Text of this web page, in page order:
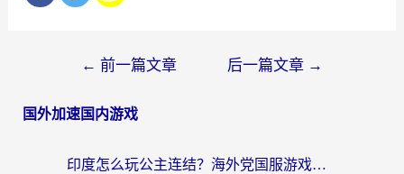
导
← 前一篇文章 后一篇文章 →
国外加速国内游戏
印度怎么玩公主连结？海外党国服游戏加速终极指南（附仙境传说RO重生细胞优化技巧）